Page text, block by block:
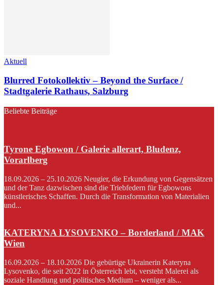
Aktuell
Blurred Fotokollektiv – Beyond the Surface /
Stadtgalerie Rathaus, Salzburg
Beliebte Beiträge
Tyrone Egbowon / Galerie allerart, Bludenz,
Vorarlberg
18.09.2026 – 25.10.2026 Neugier, die Erkundung von Gegensätzen
und der Tanz dazwischen sind die Triebfedern für Egbowons
künstlerisches Schaffen. Durch die Transformation von Materialien
und...
KATERYNA LYSOVENKO – Borderland / MAK
Wien
16.09.2026 – 18.10.2026 Die gebürtige Ukrainerin Kateryna
Lysovenko, die seit 2022 in Österreich lebt, versteht Malerei als
soziale Handlung und politisches Medium – weniger als...